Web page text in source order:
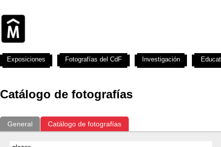
Catálogo de fotografías
General Catálogo de fotografías
Exposiciones Fotografías del CdF Investigación